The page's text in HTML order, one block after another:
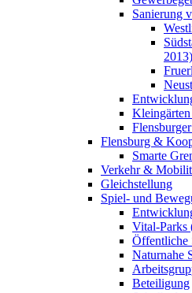
Sanierung
2013)
Flensburg &
Smarte
Verkehr &
Gleichstellung
Spiel- und
Vital-Parks
Öffentliche
Naturnahe
Beteiligung